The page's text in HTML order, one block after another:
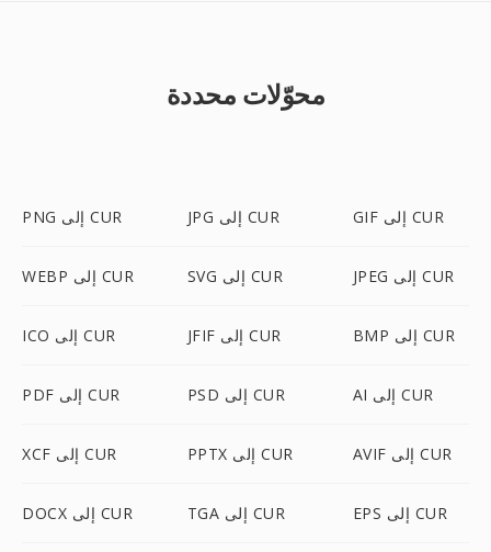
محوّلات محددة
PNG إلى CUR JPG إلى CUR GIF إلى CUR
WEBP إلى CUR SVG إلى CUR JPEG إلى CUR
ICO إلى CUR JFIF إلى CUR BMP إلى CUR
PDF إلى CUR PSD إلى CUR AI إلى CUR
XCF إلى CUR PPTX إلى CUR AVIF إلى CUR
DOCX إلى CUR TGA إلى CUR EPS إلى CUR